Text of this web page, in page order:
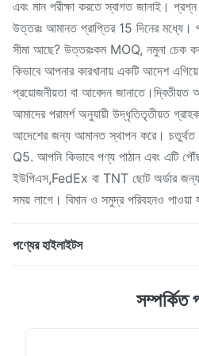
এবং মান পরীক্ষা করতে স্বাগত জানাই।
উত্তরঃ আমানত প্রাপ্তির 15 দিনের
সীমা আছে? উত্তরঃকম MOQ, নমুনা চেক
কিভাবে আপনার কারখানায় একটি আদেশ
প্রয়োজনীয়তা বা আবেদন জানাতে।দ্বিতীয়ত
আমাদের পরামর্শ অনুযায়ী উদ্ধৃতিতৃতীয়ত
আদেশের জন্য আমানত স্থাপন করে। চতুর্থত
Q5. আপনি কিভাবে পণ্য পাঠান এবং এটি
ইউপিএস,FedEx বা TNT ছোট অর্ডার জন্য
সময় লাগে। বিমান ও সমুদ্র পরিবহনও পাওয়া
পণ্যের হাইলাইটস
স্বচ্ছ পণ্যের বর্ণনা শেংফান কোয়ার্টজ প্লেটের
সম্পর্কিত